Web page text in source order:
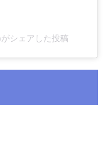
シェアした投稿